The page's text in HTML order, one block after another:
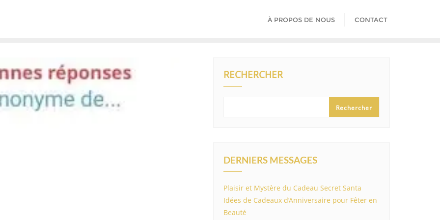
À PROPOS DE NOUS CONTACT
RECHERCHER
Rechercher
DERNIERS MESSAGES
Plaisir et Mystère du Cadeau Secret Santa
Idées de Cadeaux d’Anniversaire pour Fêter en
Beauté